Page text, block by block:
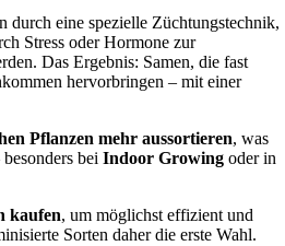
durch eine spezielle Züchtungstechnik,
Stress oder Hormone zur
Das Ergebnis: Samen, die fast
hervorbringen – mit einer
Pflanzen mehr aussortieren, was
bei Indoor Growing oder in
kaufen, um möglichst effizient und
Sorten daher die erste Wahl.